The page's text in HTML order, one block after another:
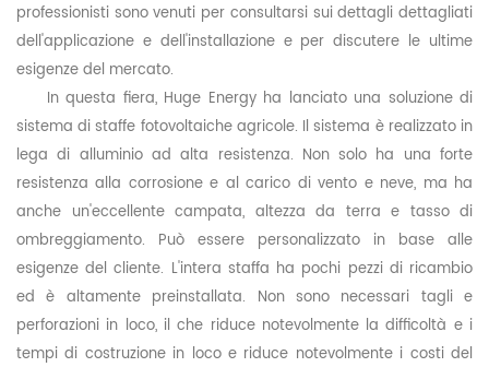
professionisti sono venuti per consultarsi sui dettagli dettagliati
dell'applicazione e dell'installazione e per discutere le ultime
esigenze del mercato.
In questa fiera, Huge Energy ha lanciato una soluzione di
sistema di staffe fotovoltaiche agricole. Il sistema è realizzato in
lega di alluminio ad alta resistenza. Non solo ha una forte
resistenza alla corrosione e al carico di vento e neve, ma ha
anche un'eccellente campata, altezza da terra e tasso di
ombreggiamento. Può essere personalizzato in base alle
esigenze del cliente. L'intera staffa ha pochi pezzi di ricambio
ed è altamente preinstallata. Non sono necessari tagli e
perforazioni in loco, il che riduce notevolmente la difficoltà e i
tempi di costruzione in loco e riduce notevolmente i costi del